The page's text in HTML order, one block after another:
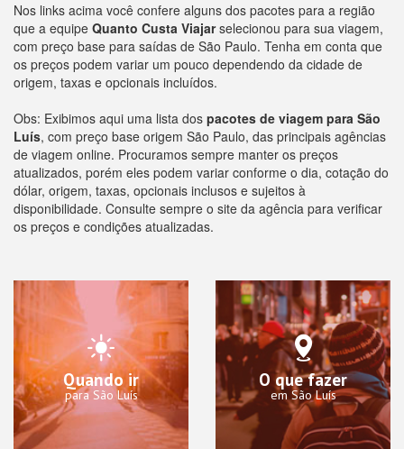
Nos links acima você confere alguns dos pacotes para a região
que a equipe Quanto Custa Viajarselecionou para sua viagem,
com preço base para saídas de São Paulo. Tenha em conta que
os preços podem variar um pouco dependendo da cidade de
origem, taxas e opcionais incluídos.
Obs: Exibimos aqui uma lista dos pacotes de viagem para São
Luís, com preço base origem São Paulo, das principais agências
de viagem online. Procuramos sempre manter os preços
atualizados, porém eles podem variar conforme o dia, cotação do
dólar, origem, taxas, opcionais inclusos e sujeitos à
disponibilidade. Consulte sempre o site da agência para verificar
os preços e condições atualizadas.
Quando ir
para São Luís
O que fazer
em São Luís